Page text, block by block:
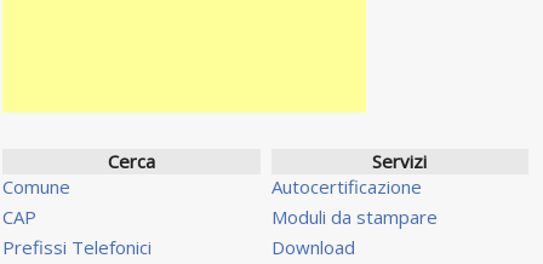
Cerca
Comune
CAP
Prefissi Telefonici
Servizi
Autocertificazione
Moduli da stampare
Download